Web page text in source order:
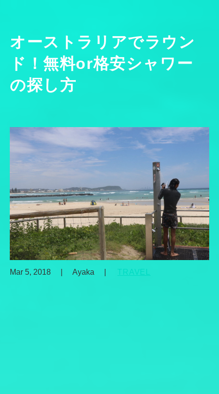
オーストラリアでラウン
ド！無料or格安シャワー
の探し方
Mar 5, 2018 Ayaka TRAVEL